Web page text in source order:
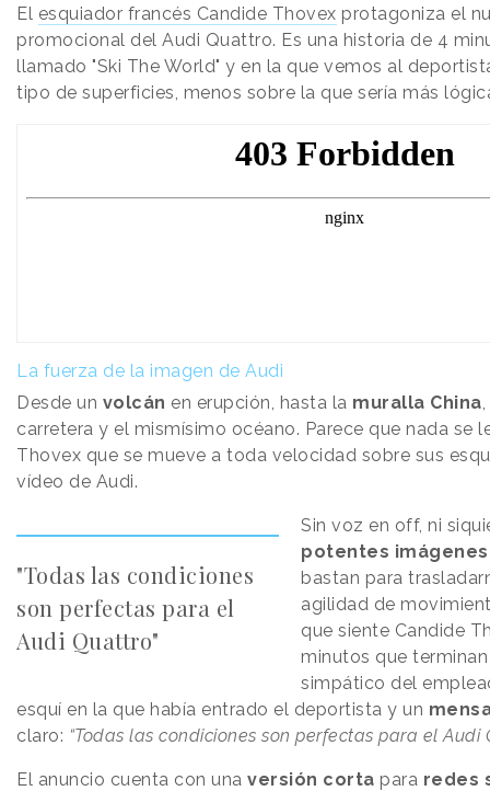
El esquiador francés Candide Thovex protagoniza el
promocional del Audi Quattro. Es una historia de 4
llamado "Ski The World" y en la que vemos al
tipo de superficies, menos sobre la que sería más
La fuerza de la imagen de Audi
Desde un volcán en erupción, hasta la muralla China
carretera y el mismísimo océano. Parece que nada se
Thovex que se mueve a toda velocidad sobre sus
vídeo de Audi.
"Todas las condiciones
son perfectas para el
Audi Quattro"
Sin voz en off, ni
potentes imágenes
bastan para
agilidad de
que siente Candide
minutos que
simpático del
esquí en la que había entrado el deportista y un
claro: “Todas las condiciones son perfectas para el Audi
El anuncio cuenta con una versión corta para redes